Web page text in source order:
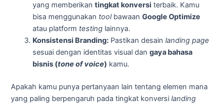
yang memberikantingkat konversi terbaik. Kamu
bisa menggunakan toolbawaanGoogle Optimize
atau platform testing lainnya.
Konsistensi Branding: Pastikan desainlanding page
sesuai dengan identitas visual dangaya bahasa
bisnis (tone of voice) kamu.
Apakah kamu punya pertanyaan lain tentang elemen mana
yang paling berpengaruh pada tingkat konversilanding